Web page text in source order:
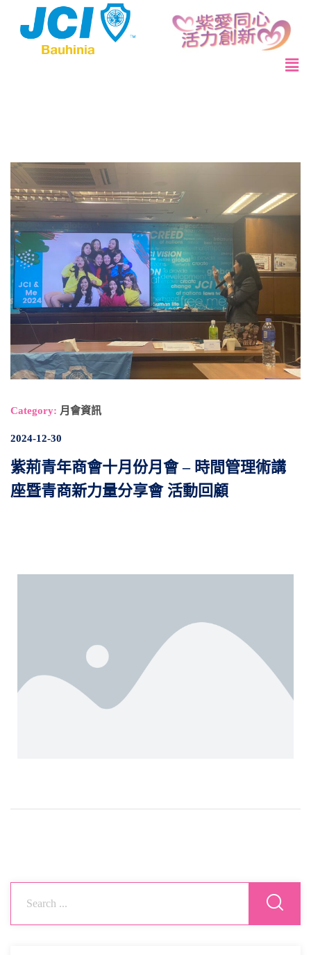
Category: 月會資訊
2024-12-30
紫荊青年商會十月份月會 – 時間管理術講
座暨青商新力量分享會 活動回顧